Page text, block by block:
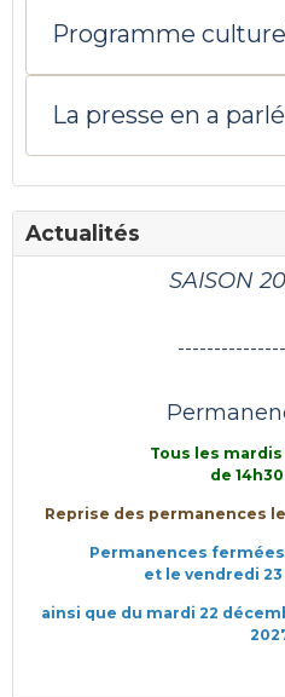
Programme
La presse en a
Actualités
SAISON
Tous les
de 14h30
Reprise des permanences
Permanences
et le vendredi
ainsi que du mardi 22